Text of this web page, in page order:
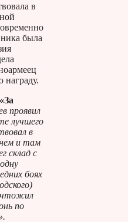
в
была
награду.
проявил
лучшего
в
и там
склад с
боях
по